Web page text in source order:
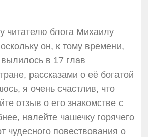
читателю блога Михаилу
он, к тому времени,
в 17 глав
рассказами о её богатой
я очень счастлив, что
отзыв о его знакомстве с
налейте чашечку горячего
чудесного повествования о